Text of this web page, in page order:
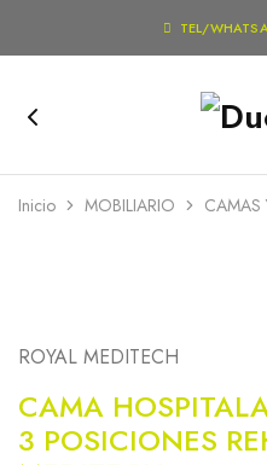
 TEL/
Inicio MOBILIARIO CAMAS
ROYAL MEDITECH
CAMA
3 POSICIONES